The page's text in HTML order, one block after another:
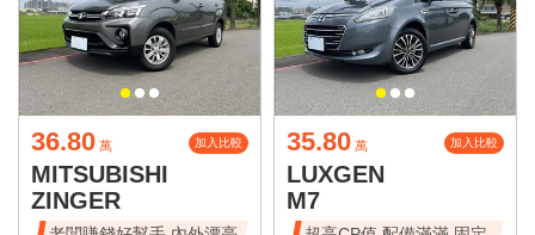
36.80 萬 加入比較
MITSUBISHI
ZINGER
35.80 萬 加入比較
LUXGEN
M7